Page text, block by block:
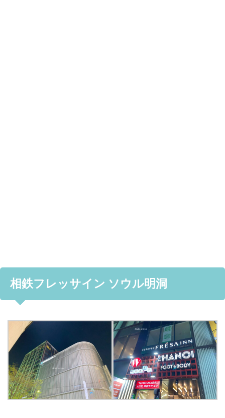
相鉄フレッサイン ソウル明洞